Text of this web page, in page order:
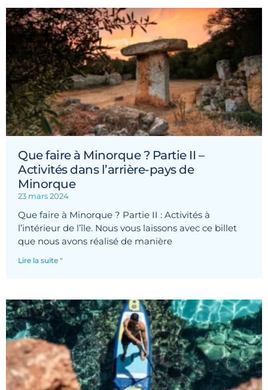
Que faire à Minorque ? Partie II –
Activités dans l’arrière-pays de
Minorque
23 mars 2024
Que faire à Minorque ? Partie II : Activités à
l’intérieur de l’île. Nous vous laissons avec ce billet
que nous avons réalisé de manière
Lire la suite "